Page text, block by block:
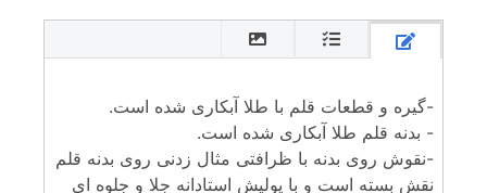
-گیره و قطعات قلم با طلا آبکاری شده است.
- بدنه قلم طلا آبکاری شده است.
-نقوش روی بدنه با ظرافتی مثال زدنی روی بدنه قلم
نقش بسته است و با پولیش استادانه جلا و جلوه ای